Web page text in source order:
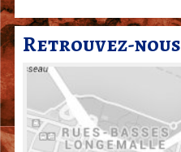
Retrouvez-nous